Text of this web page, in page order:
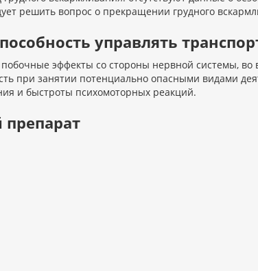
решить вопрос о прекращении грудного
управлять
эффекты со стороны нервной системы,
при занятии потенциально опасными видами
и быстроты психомоторных реакций.